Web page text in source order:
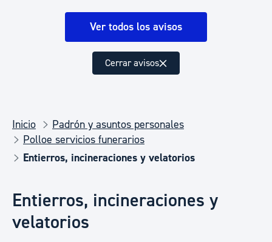
Ver todos los avisos
Cerrar avisos
Inicio
Padrón y asuntos personales
Polloe servicios funerarios
Entierros, incineraciones y velatorios
Entierros, incineraciones y
velatorios